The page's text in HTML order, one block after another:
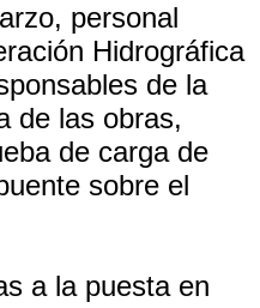
personal
Hidrográfica
de la
de las obras,
de carga de
sobre el
a la puesta en